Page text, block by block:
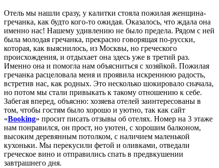
Отель мы нашли сразу, у калитки стояла пожилая женщина-
гречанка, как будто кого-то ожидая. Оказалось, что ждала она
именно нас! Нашему удивлению не было предела. Рядом с ней
была молодая гречанка, прекрасно говорящая по-русски,
которая, как выяснилось, из Москвы, но греческого
происхождения, и отдыхает она здесь уже в третий раз.
Именно она и помогла нам объясниться с хозяйкой. Пожилая
гречанка расцеловала меня и проявила искреннюю радость,
встретив нас, как родных. Это несколько шокировало сначала,
но потом мы стали привыкать к такому отношению к себе.
Забегая вперед, объясню: хозяева отелей заинтересованы в
том, чтобы гостям было хорошо и уютно, так как сайт
«Booking» просит писать отзывы об отелях. Номер на 3 этаже
нам понравился, он прост, но уютен, с хорошим балконом,
высоким деревянным потолком, с наличием маленькой
кухоньки. Мы перекусили фетой и оливками, отведали
греческое вино и отправились спать в предвкушении
завтрашнего дня.